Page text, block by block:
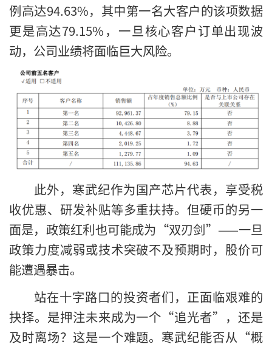
例高达94.63%，其中第一名大客户的该项数据
更是高达79.15%，一旦核心客户订单出现波
动，公司业绩将面临巨大风险。
此外，寒武纪作为国产芯片代表，享受税
收优惠、研发补贴等多重扶持。但硬币的另一
面是，政策红利也可能成为“双刃剑”——一旦
政策力度减弱或技术突破不及预期时，股价可
能遭遇暴击。
站在十字路口的投资者们，正面临艰难的
抉择。是押注未来成为一个“追光者”，还是
及时离场？这是一个难题。寒武纪能否从“概